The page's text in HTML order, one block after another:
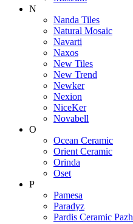
N
Nanda Tiles
Natural Mosaic
Navarti
Naxos
New Tiles
New Trend
Newker
Nexion
NiceKer
Novabell
O
Ocean Ceramic
Orient Ceramic
Orinda
Oset
P
Pamesa
Paradyz
Pardis Ceramic Pazh